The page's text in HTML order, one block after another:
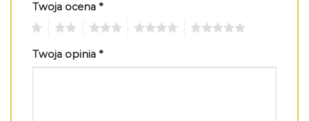
Twoja ocena *
Twoja opinia *